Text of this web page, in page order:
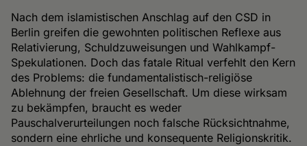
Nach dem islamistischen Anschlag auf den CSD in
Berlin greifen die gewohnten politischen Reflexe aus
Relativierung, Schuldzuweisungen und Wahlkampf-
Spekulationen. Doch das fatale Ritual verfehlt den Kern
des Problems: die fundamentalistisch-religiöse
Ablehnung der freien Gesellschaft. Um diese wirksam
zu bekämpfen, braucht es weder
Pauschalverurteilungen noch falsche Rücksichtnahme,
sondern eine ehrliche und konsequente Religionskritik.